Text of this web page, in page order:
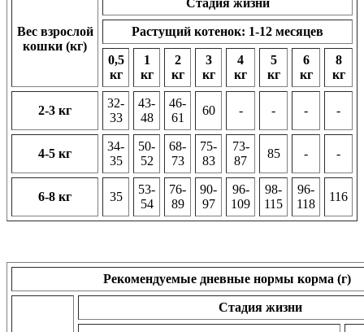
Вес взрослой
кошки (кг)
Растущий котенок: 1-12 месяцев
0,5
кг
1
кг
2
кг
3
кг
4
кг
5
кг
6
кг
8
кг
2-3 кг
32-
33
43-
48
46-
61
60 - - - -
4-5 кг
34-
35
50-
52
68-
73
75-
83
73-
87
85 - -
6-8 кг 35
53-
54
76-
89
90-
97
96-
109
98-
115
96-
118
116
Рекомендуемые дневные нормы корма (г)
Стадия жизни